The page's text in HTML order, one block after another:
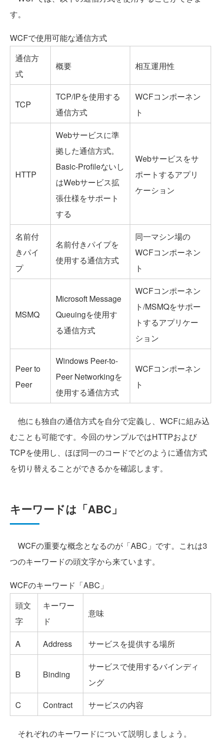
す。
WCFで使用可能な通信方式
通信方
式
概要 相互運用性
TCP
TCP/IPを使用する
通信方式
WCFコンポーネン
ト
HTTP
Webサービスに準
拠した通信方式。
Basic-Profileないし
はWebサービス拡
張仕様をサポート
する
Webサービスをサ
ポートするアプリ
ケーション
名前付
きパイ
プ
名前付きパイプを
使用する通信方式
同一マシン場の
WCFコンポーネン
ト
MSMQ
Microsoft Message
Queuingを使用す
る通信方式
WCFコンポーネン
ト/MSMQをサポー
トするアプリケー
ション
Peer to
Peer
Windows Peer-to-
Peer Networkingを
使用する通信方式
WCFコンポーネン
ト
他にも独自の通信方式を自分で定義し、WCFに組み込
むことも可能です。今回のサンプルではHTTPおよび
TCPを使用し、ほぼ同一のコードでどのように通信方式
を切り替えることができるかを確認します。
キーワードは「ABC」
WCFの重要な概念となるのが「ABC」です。これは3
つのキーワードの頭文字から来ています。
WCFのキーワード「ABC」
頭文
字
キーワー
ド
意味
A Address サービスを提供する場所
B Binding
サービスで使用するバインディ
ング
C
Contract サービスの内容
それぞれのキーワードについて説明しましょう。